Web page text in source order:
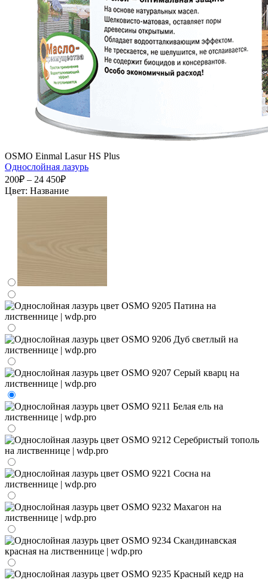
OSMO Einmal Lasur HS Plus
Однослойная лазурь
200₽ – 24 450₽
Цвет: Название